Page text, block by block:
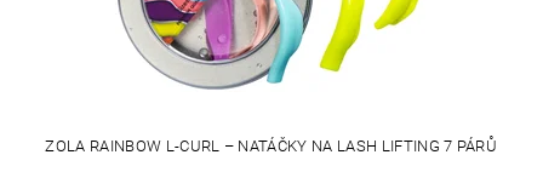
ZOLA RAINBOW L-CURL – NATÁČKY NA LASH LIFTING 7 PÁRŮ